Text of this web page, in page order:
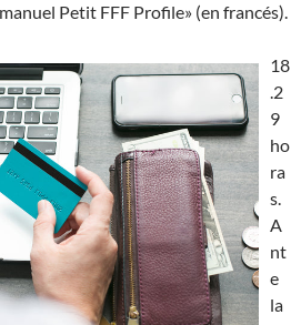
Petit FFF Profile» (en francés).
18
.2
9
ho
ra
s.
A
nt
e
la